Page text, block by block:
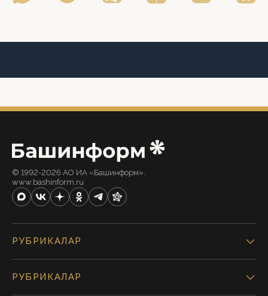
© 1992-2026 АО ИА «Башинформ».
www.bashinform.ru
РУБРИКАЛАР
РУБРИКАЛАР